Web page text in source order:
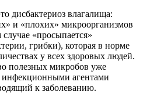
дисбактериоз влагалища:
и «плохих» микроорганизмов
«просыпается»
грибки), которая в норме
у всех здоровых людей.
полезных микробов уже
инфекционными агентами
к заболеванию.